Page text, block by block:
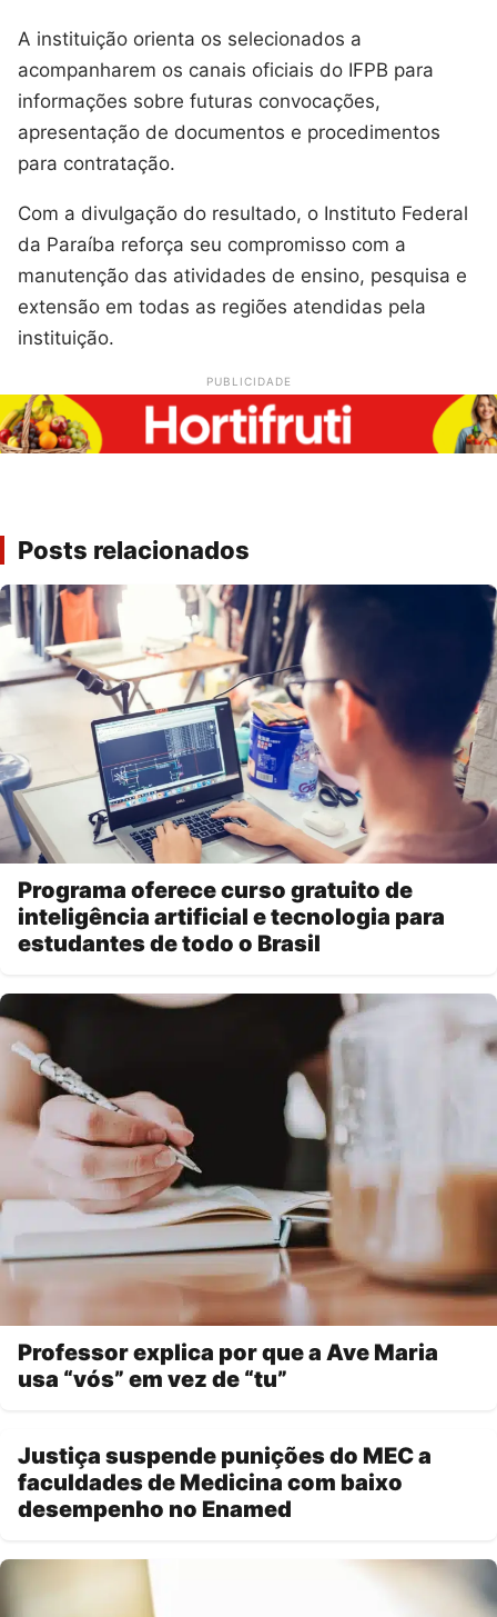
A instituição orienta os selecionados a
acompanharem os canais oficiais do IFPB para
informações sobre futuras convocações,
apresentação de documentos e procedimentos
para contratação.
Com a divulgação do resultado, o Instituto Federal
da Paraíba reforça seu compromisso com a
manutenção das atividades de ensino, pesquisa e
extensão em todas as regiões atendidas pela
instituição.
PUBLICIDADE
Posts relacionados
Programa oferece curso gratuito de
inteligência artificial e tecnologia para
estudantes de todo o Brasil
Professor explica por que a Ave Maria
usa “vós” em vez de “tu”
Justiça suspende punições do MEC a
faculdades de Medicina com baixo
desempenho no Enamed